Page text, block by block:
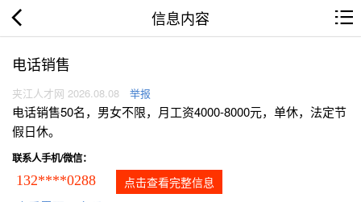
信息内容
电话销售
夹江人才网 2026.08.08 举报
电话销售50名，男女不限，月工资4000-8000元，单休，法定节
假日休。
联系人手机/微信：
132****0288 点击查看完整信息